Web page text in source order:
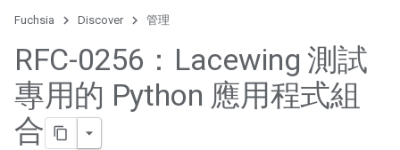
Fuchsia Discover 管理
RFC-0256：Lacewing 測試
專用的 Python 應用程式組
合